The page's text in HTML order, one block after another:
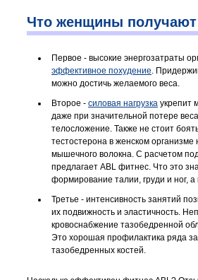
Что женщины получают
Первое - высокие энергозатраты
эффективное похудение.
можно достичь желаемого веса.
Второе - силовая нагрузка укрепит
даже при значительной потере
телосложение. Также не стоит
тестостерона в женском
мышечного волокна. С расчетом
предлагает ABL фитнес. Что это
формирование талии, груди и ног,
Третье - интенсивность занятий
их подвижность и эластичность.
кровоснабжение тазобедренной
Это хорошая профилактика ряда
тазобедренных костей.